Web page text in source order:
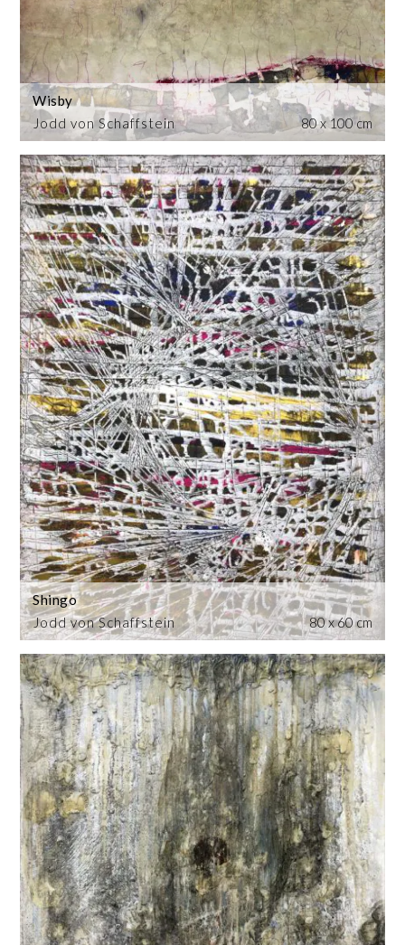
Jodd von Schaffstein
Wisby
80 x 100 cm
Jodd von Schaffstein
Shingo
80 x 60 cm